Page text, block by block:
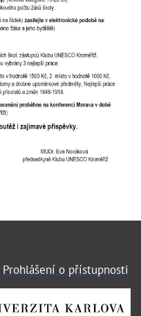
Prohlášení o přístupnosti